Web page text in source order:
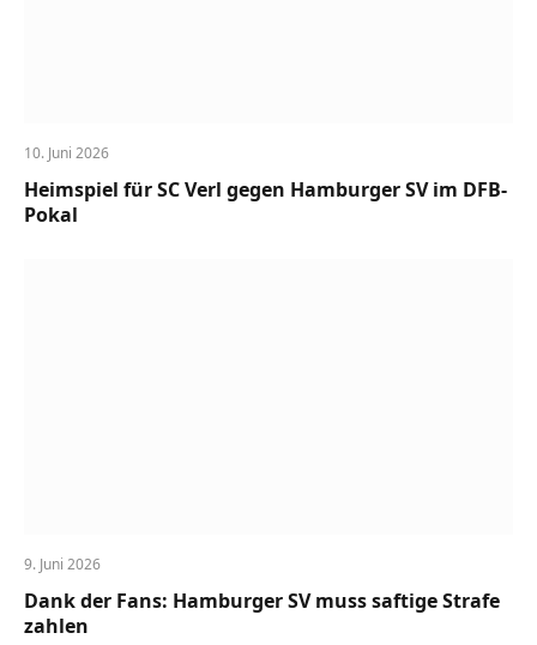
10. Juni 2026
Heimspiel für SC Verl gegen Hamburger SV im DFB-
Pokal
9. Juni 2026
Dank der Fans: Hamburger SV muss saftige Strafe
zahlen